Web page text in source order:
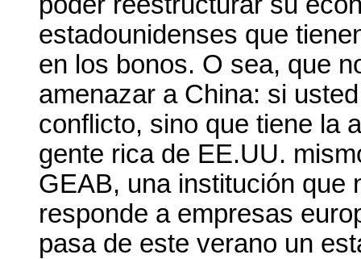
estadounidenses que
en los bonos. O sea, que
amenazar a China: si
conflicto, sino que tiene la
gente rica de EE.UU.
GEAB, una institución que
responde a empresas
pasa de este verano un